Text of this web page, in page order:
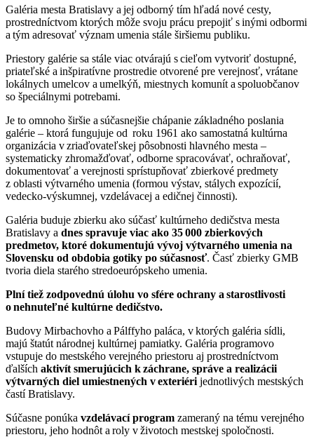
Galéria mesta Bratislavy a jej odborný tím hľadá nové cesty,
prostredníctvom ktorých môže svoju prácu prepojiť s inými odbormi
a tým adresovať význam umenia stále širšiemu publiku.
Priestory galérie sa stále viac otvárajú s cieľom vytvoriť dostupné,
priateľské a inšpiratívne prostredie otvorené pre verejnosť, vrátane
lokálnych umelcov a umelkýň, miestnych komunít a spoluobčanov
so špeciálnymi potrebami.
Je to omnoho širšie a súčasnejšie chápanie základného poslania
galérie – ktorá fungujuje od roku 1961 ako samostatná kultúrna
organizácia v zriaďovateľskej pôsobnosti hlavného mesta –
systematicky zhromažďovať, odborne spracovávať, ochraňovať,
dokumentovať a verejnosti sprístupňovať zbierkové predmety
z oblasti výtvarného umenia (formou výstav, stálych expozícií,
vedecko-výskumnej, vzdelávacej a edičnej činnosti).
Galéria buduje zbierku ako súčasť kultúrneho dedičstva mesta
Bratislavy a dnes spravuje viac ako 35 000 zbierkových
predmetov, ktoré dokumentujú vývoj výtvarného umenia na
Slovensku od obdobia gotiky po súčasnosť. Časť zbierky GMB
tvoria diela starého stredoeurópskeho umenia.
Plní tiež zodpovednú úlohu vo sfére ochrany a starostlivosti
o nehnuteľné kultúrne dedičstvo.
Budovy Mirbachovho a Pálffyho paláca, v ktorých galéria sídli,
majú štatút národnej kultúrnej pamiatky. Galéria programovo
vstupuje do mestského verejného priestoru aj prostredníctvom
ďalších aktivít smerujúcich k záchrane, správe a realizácii
výtvarných diel umiestnených v exteriéri jednotlivých mestských
častí Bratislavy.
Súčasne ponúka vzdelávací program zameraný na tému verejného
priestoru, jeho hodnôt a roly v životoch mestskej spoločnosti.